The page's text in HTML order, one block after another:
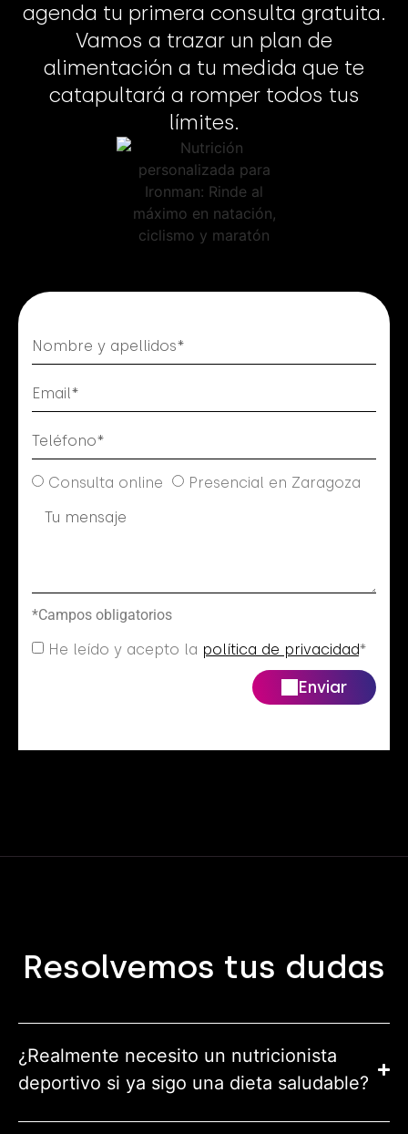
agenda tu primera consulta gratuita.
Vamos a trazar un plan de
alimentación a tu medida que te
catapultará a romper todos tus
límites.
Consulta online Presencial en Zaragoza
*Campos obligatorios
He leído y acepto la política de privacidad*
Enviar
Resolvemos tus dudas
¿Realmente necesito un nutricionista
deportivo si ya sigo una dieta saludable?